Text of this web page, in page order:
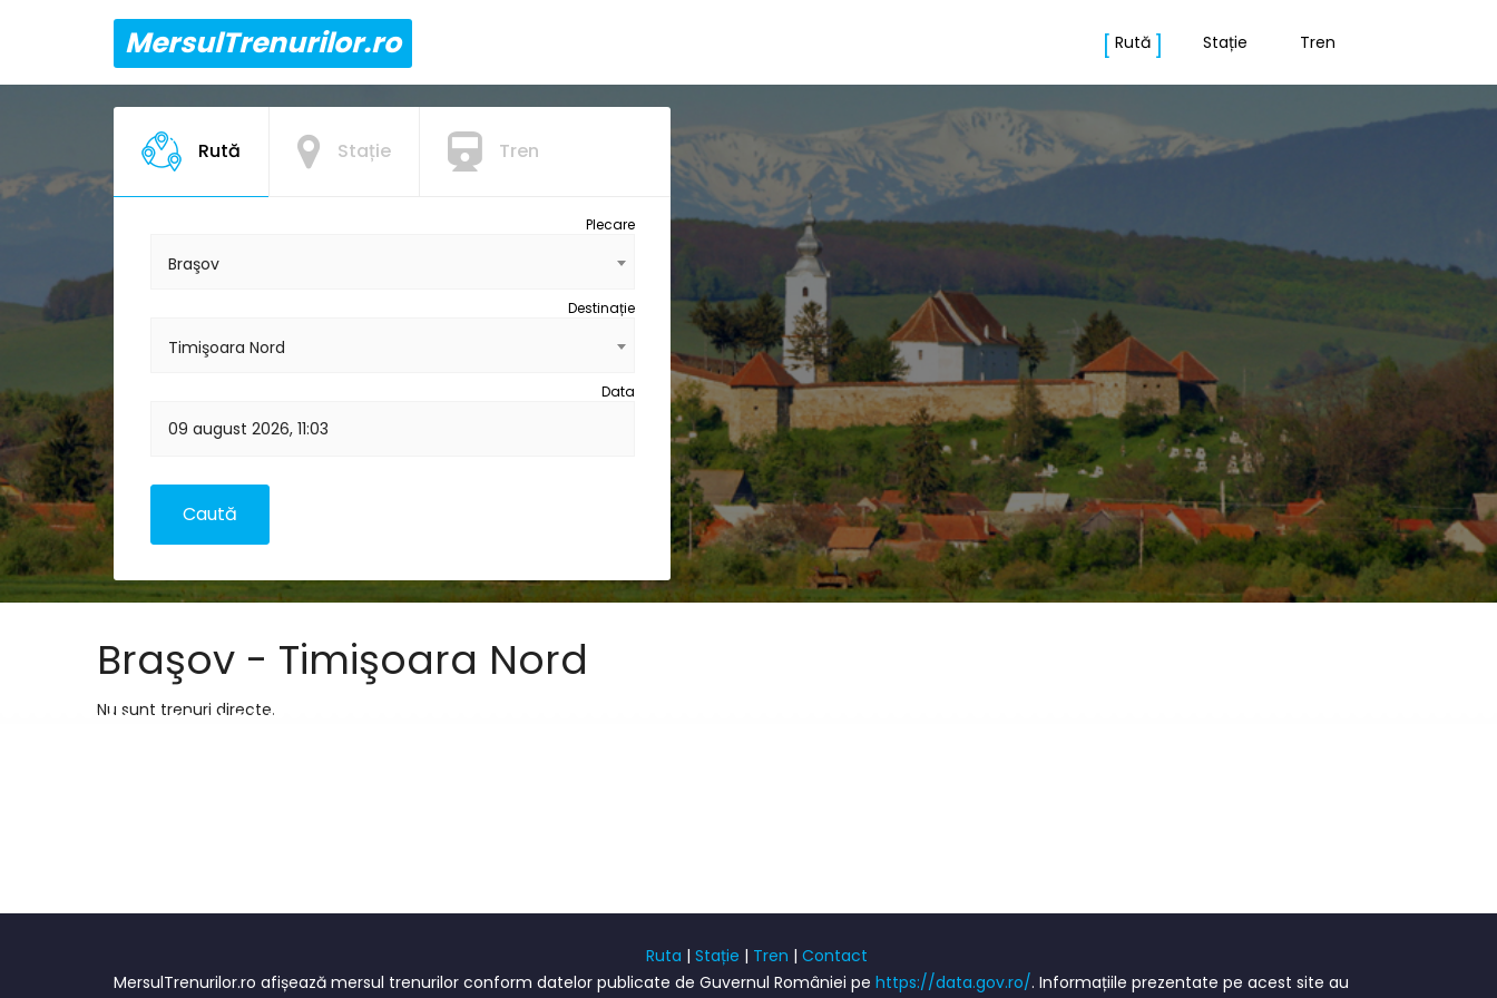
MersulTrenurilor.ro Rută Stație Tren
Rută Stație Tren
Plecare
Braşov
Destinație
Timişoara Nord
Data
Braşov - Timişoara Nord
Nu sunt trenuri directe.
Ruta | Stație | Tren | Contact
MersulTrenurilor.ro afișează mersul trenurilor conform datelor publicate de Guvernul României pe https://data.gov.ro/. Informațiile prezentate pe acest site au